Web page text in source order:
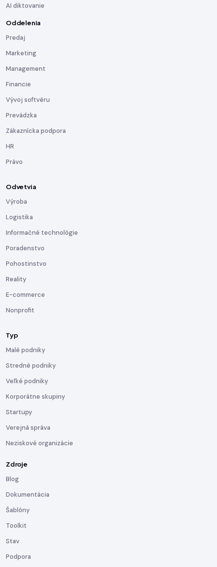
AI diktovanie
Oddelenia
Predaj
Marketing
Management
Financie
Vývoj softvéru
Prevádzka
Zákaznícka podpora
HR
Právo
Odvetvia
Výroba
Logistika
Informačné technológie
Poradenstvo
Pohostinstvo
Reality
E-commerce
Nonprofit
Typ
Malé podniky
Stredné podniky
Veľké podniky
Korporátne skupiny
Startupy
Verejná správa
Neziskové organizácie
Zdroje
Blog
Dokumentácia
Šablóny
Toolkit
Stav
Podpora